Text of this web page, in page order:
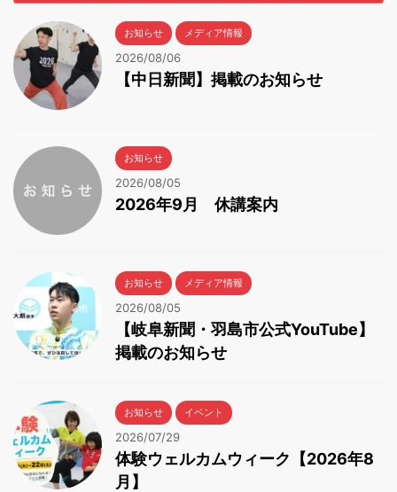
お知らせ メディア情報
2026/08/06
【中日新聞】掲載のお知らせ
お知らせ
2026/08/05
2026年9月 休講案内
お知らせ メディア情報
2026/08/05
【岐阜新聞・羽島市公式YouTube】
掲載のお知らせ
お知らせ イベント
2026/07/29
体験ウェルカムウィーク【2026年8
月】